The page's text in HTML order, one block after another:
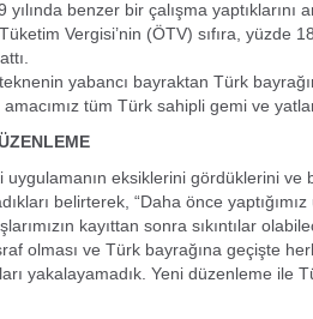
benzer bir çalışma yaptıklarını
Vergisi’nin (ÖTV) sıfıra, yüzde
yabancı bayraktan Türk
tüm Türk sahipli gemi ve
uygulamanın eksiklerini gördüklerini
belirterek, “Daha önce yaptığımız
kayıttan sonra sıkıntılar
olması ve Türk bayrağına geçişte
yakalayamadık. Yeni düzenleme ile